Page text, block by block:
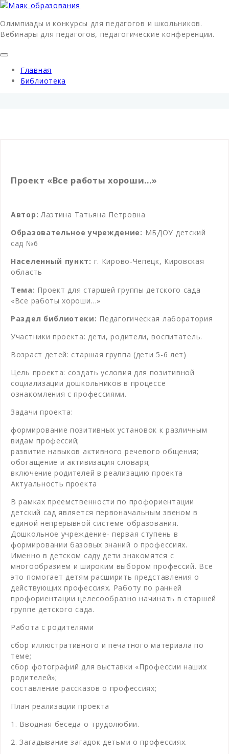
Олимпиады и конкурсы для педагогов и школьников.
Вебинары для педагогов, педагогические конференции.
Главная
Библиотека
Проект «Все работы хороши…»
Автор: Лаэтина Татьяна Петровна
Образовательное учреждение: МБДОУ детский
сад №6
Населенный пункт: г. Кирово-Чепецк, Кировская
область
Тема: Проект для старшей группы детского сада
«Все работы хороши…»
Раздел библиотеки: Педагогическая лаборатория
Участники проекта: дети, родители, воспитатель.
Возраст детей: старшая группа (дети 5-6 лет)
Цель проекта: создать условия для позитивной
социализации дошкольников в процессе
ознакомления с профессиями.
Задачи проекта:
формирование позитивных установок к различным
видам профессий;
развитие навыков активного речевого общения;
обогащение и активизация словаря;
включение родителей в реализацию проекта
Актуальность проекта
В рамках преемственности по профориентации
детский сад является первоначальным звеном в
единой непрерывной системе образования.
Дошкольное учреждение- первая ступень в
формировании базовых знаний о профессиях.
Именно в детском саду дети знакомятся с
многообразием и широким выбором профессий. Все
это помогает детям расширить представления о
действующих профессиях. Работу по ранней
профориентации целесообразно начинать в старшей
группе детского сада.
Работа с родителями
сбор иллюстративного и печатного материала по
теме;
сбор фотографий для выставки «Профессии наших
родителей»;
составление рассказов о профессиях;
План реализации проекта
1. Вводная беседа о трудолюбии.
2. Загадывание загадок детьми о профессиях.